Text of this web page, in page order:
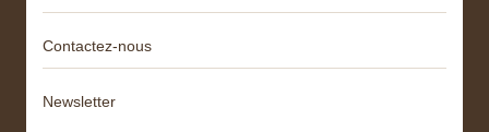
Contactez-nous
Newsletter